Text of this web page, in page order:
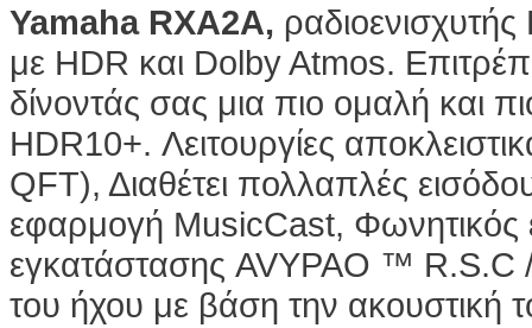
Yamaha RXA2A,
με HDR και Dolby Atmos.
δίνοντάς σας μια πιο ομαλή και
HDR10+. Λειτουργίες
QFT), Διαθέτει πολλαπλές
εφαρμογή MusicCast, Φωνητικός
εγκατάστασης AVYPAO ™
του ήχου με βάση την ακουστική